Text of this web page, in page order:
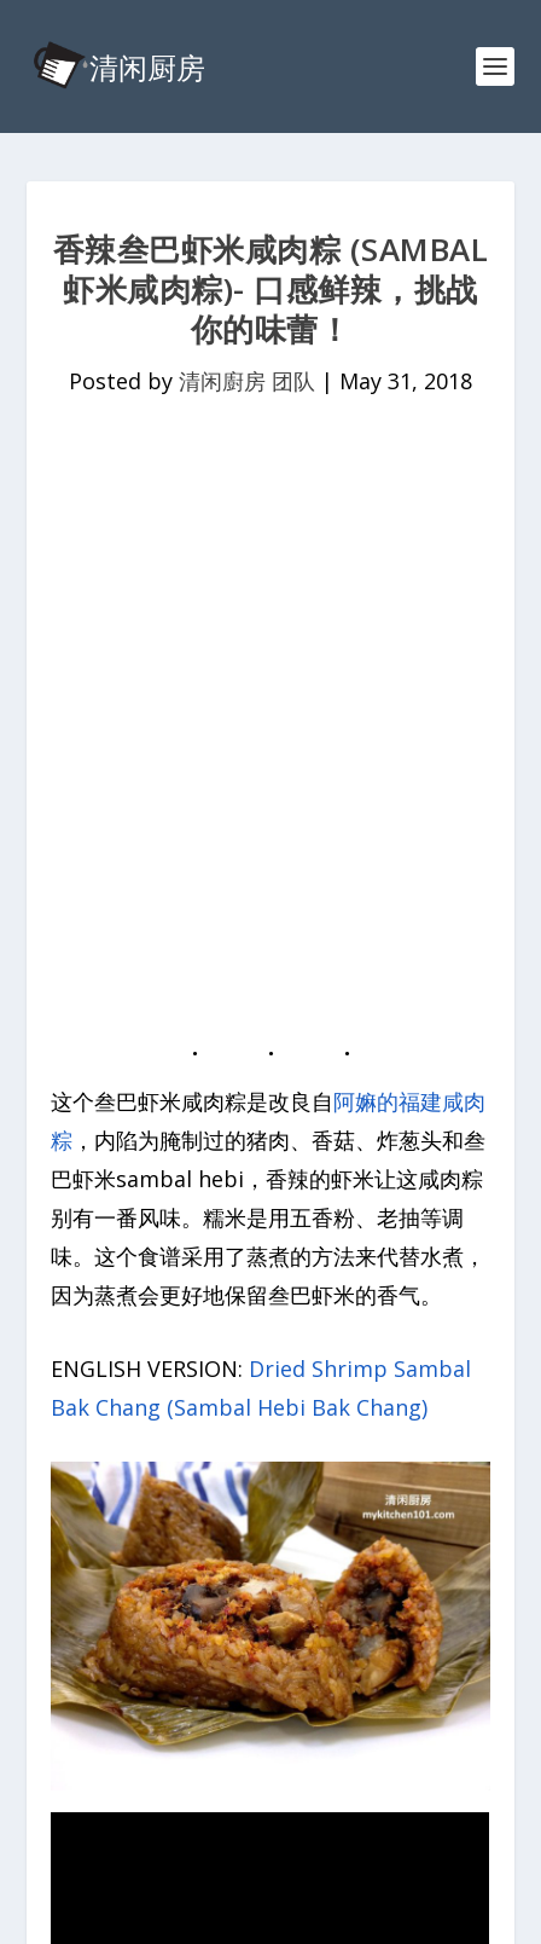
香辣叁巴虾米咸肉粽 (SAMBAL
虾米咸肉粽)- 口感鲜辣，挑战
你的味蕾！
Posted by 清闲廚房 团队 | May 31, 2018
这个叁巴虾米咸肉粽是改良自阿嫲的福建咸肉
粽 ，内陷为腌制过的猪肉、香菇、炸葱头和叁
巴虾米sambal hebi，香辣的虾米让这咸肉粽
别有一番风味。糯米是用五香粉、老抽等调
味。这个食谱采用了蒸煮的方法来代替水煮，
因为蒸煮会更好地保留叁巴虾米的香气。
ENGLISH VERSION: Dried Shrimp Sambal
Bak Chang (Sambal Hebi Bak Chang)